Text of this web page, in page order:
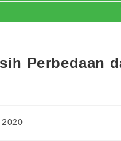
Perbedaan
2020